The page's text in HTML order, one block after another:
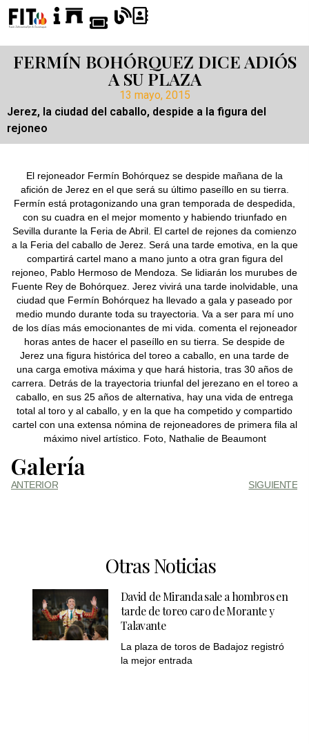
FERMÍN BOHÓRQUEZ DICE ADIÓS
A SU PLAZA
13 mayo, 2015
Jerez, la ciudad del caballo, despide a la figura del
rejoneo
El rejoneador Fermín Bohórquez se despide mañana de la
afición de Jerez en el que será su último paseíllo en su tierra.
Fermín está protagonizando una gran temporada de despedida,
con su cuadra en el mejor momento y habiendo triunfado en
Sevilla durante la Feria de Abril. El cartel de rejones da comienzo
a la Feria del caballo de Jerez. Será una tarde emotiva, en la que
compartirá cartel mano a mano junto a otra gran figura del
rejoneo, Pablo Hermoso de Mendoza. Se lidiarán los murubes de
Fuente Rey de Bohórquez. Jerez vivirá una tarde inolvidable, una
ciudad que Fermín Bohórquez ha llevado a gala y paseado por
medio mundo durante toda su trayectoria. Va a ser para mí uno
de los días más emocionantes de mi vida. comenta el rejoneador
horas antes de hacer el paseíllo en su tierra. Se despide de
Jerez una figura histórica del toreo a caballo, en una tarde de
una carga emotiva máxima y que hará historia, tras 30 años de
carrera. Detrás de la trayectoria triunfal del jerezano en el toreo a
caballo, en sus 25 años de alternativa, hay una vida de entrega
total al toro y al caballo, y en la que ha competido y compartido
cartel con una extensa nómina de rejoneadores de primera fila al
máximo nivel artístico. Foto, Nathalie de Beaumont
Galería
ANTERIOR SIGUIENTE
Otras Noticias
David de Miranda sale a hombros en
tarde de toreo caro de Morante y
Talavante
La plaza de toros de Badajoz registró
la mejor entrada